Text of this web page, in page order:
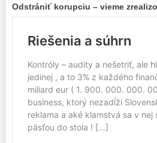
Odstrániť korupciu – vieme